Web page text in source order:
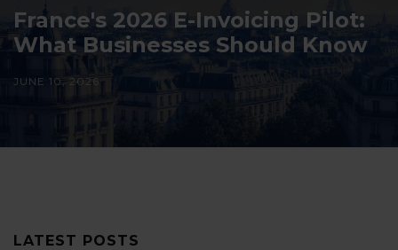
France's 2026 E-Invoicing Pilot:
What Businesses Should Know
JUNE 10, 2026
LATEST POSTS